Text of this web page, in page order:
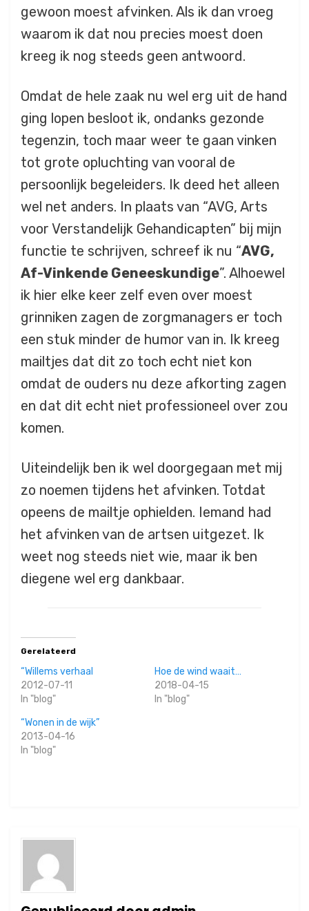
gewoon moest afvinken. Als ik dan vroeg
waarom ik dat nou precies moest doen
kreeg ik nog steeds geen antwoord.
Omdat de hele zaak nu wel erg uit de hand
ging lopen besloot ik, ondanks gezonde
tegenzin, toch maar weer te gaan vinken
tot grote opluchting van vooral de
persoonlijk begeleiders. Ik deed het alleen
wel net anders. In plaats van “AVG, Arts
voor Verstandelijk Gehandicapten” bij mijn
functie te schrijven, schreef ik nu “AVG,
Af-Vinkende Geneeskundige”. Alhoewel
ik hier elke keer zelf even over moest
grinniken zagen de zorgmanagers er toch
een stuk minder de humor van in. Ik kreeg
mailtjes dat dit zo toch echt niet kon
omdat de ouders nu deze afkorting zagen
en dat dit echt niet professioneel over zou
komen.
Uiteindelijk ben ik wel doorgegaan met mij
zo noemen tijdens het afvinken. Totdat
opeens de mailtje ophielden. Iemand had
het afvinken van de artsen uitgezet. Ik
weet nog steeds niet wie, maar ik ben
diegene wel erg dankbaar.
Gerelateerd
“Willems verhaal
2012-07-11
In "blog"
Hoe de wind waait…
2018-04-15
In "blog"
“Wonen in de wijk”
2013-04-16
In "blog"